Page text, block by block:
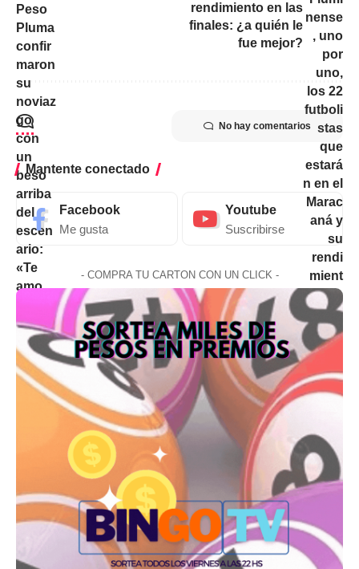
rendimiento en las
finales: ¿a quién le
fue mejor?
No hay comentarios
Mantente conectado
Facebook
Me gusta
Youtube
Suscribirse
- COMPRA TU CARTON CON UN CLICK -